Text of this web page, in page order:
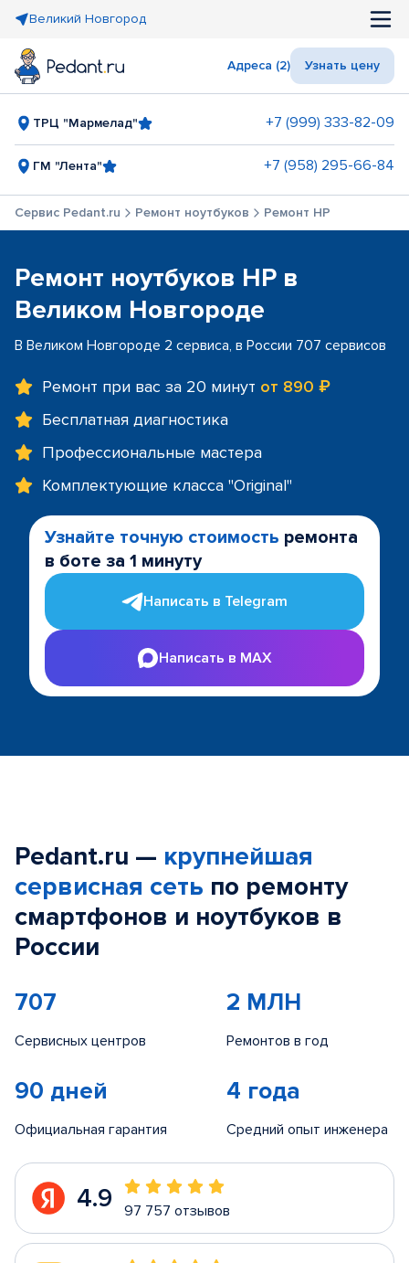
Великий Новгород
Адреса (2) Узнать цену
ТРЦ "Мармелад" +7 (999) 333-82-09
ГМ "Лента" +7 (958) 295-66-84
Сервис Pedant.ru Ремонт ноутбуков Ремонт HP
Ремонт ноутбуков HP в
Великом Новгороде
В Великом Новгороде 2 сервиса, в России 707 сервисов
Ремонт при вас за 20 минут от 890 ₽
Бесплатная диагностика
Профессиональные мастера
Комплектующие класса "Original"
Узнайте точную стоимость ремонта
в боте за 1 минуту
Написать в Telegram
Написать в MAX
Pedant.ru — крупнейшая
сервисная сеть по ремонту
смартфонов и ноутбуков в
России
707
Сервисных центров
2 МЛН
Ремонтов в год
90 дней
Официальная гарантия
4 года
Средний опыт инженера
4.9 97 757 отзывов